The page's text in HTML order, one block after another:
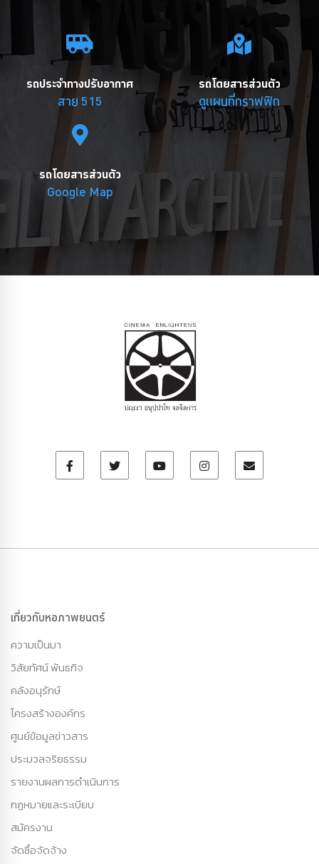
รถประจำทางปรับอากาศ
สาย 515
รถโดยสารส่วนตัว
ดูแผนที่กราฟฟิก
รถโดยสารส่วนตัว
Google Map
เกี่ยวกับหอภาพยนตร์
ความเป็นมา
วิสัยทัศน์ พันธกิจ
คลังอนุรักษ์
โครงสร้างองค์กร
ศูนย์ข้อมูลข่าวสาร
ประมวลจริยธรรม
รายงานผลการดำเนินการ
กฏหมายและระเบียบ
สมัครงาน
จัดซื้อจัดจ้าง